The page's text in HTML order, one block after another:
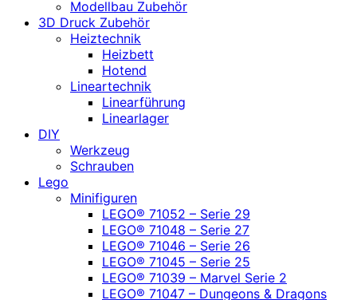
Modellbau Zubehör
3D Druck Zubehör
Heiztechnik
Heizbett
Hotend
Lineartechnik
Linearführung
Linearlager
DIY
Werkzeug
Schrauben
Lego
Minifiguren
LEGO® 71052 – Serie 29
LEGO® 71048 – Serie 27
LEGO® 71046 – Serie 26
LEGO® 71045 – Serie 25
LEGO® 71039 – Marvel Serie 2
LEGO® 71047 – Dungeons & Dragons